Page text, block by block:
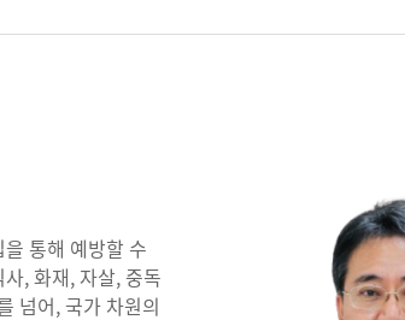
통해 예방할 수
, 화재, 자살, 중독
넘어, 국가 차원의